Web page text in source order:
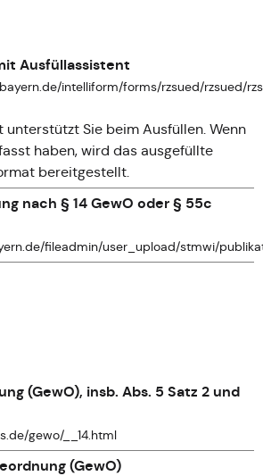
Ausfüllassistent
intelliform/forms/rzsued/rzsued/
unterstützt Sie beim Ausfüllen. Wenn
haben, wird das ausgefüllte
bereitgestellt.
nach § 14 GewO oder § 55c
fileadmin/user_upload/stmwi/
(GewO), insb. Abs. 5 Satz 2 und
gewo/__14.html
(GewO)